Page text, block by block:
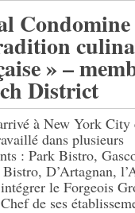
» –
District
arrivé à New York
dans plusieurs
: Park Bistro,
Bistro, D’Artagnan,
le Forgeois
Chef de ses